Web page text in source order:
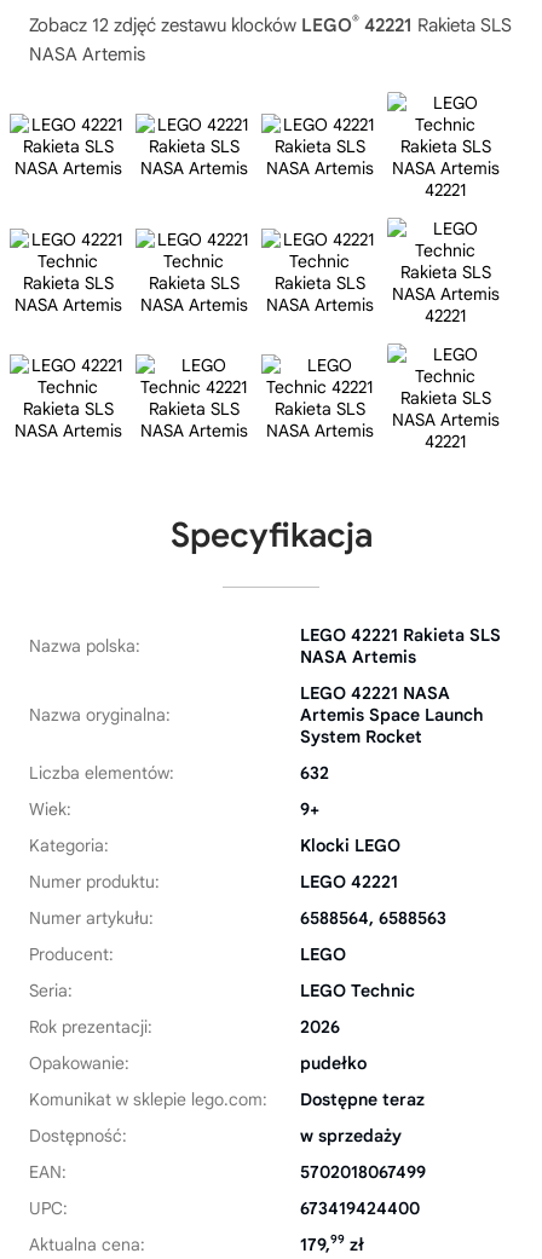
Zobacz 12 zdjęć zestawu klocków LEGO® 42221 Rakieta SLS
NASA Artemis
Specyfikacja
Nazwa polska:
LEGO 42221 Rakieta SLS
NASA Artemis
Nazwa oryginalna:
LEGO 42221 NASA
Artemis Space Launch
System Rocket
Liczba elementów:
632
Wiek:
9+
Kategoria:
Klocki LEGO
Numer produktu:
LEGO 42221
Numer artykułu:
6588564, 6588563
Producent:
LEGO
Seria:
LEGO Technic
Rok prezentacji:
2026
Opakowanie:
pudełko
Komunikat w sklepie lego.com:
Dostępne teraz
Dostępność:
w sprzedaży
EAN:
5702018067499
UPC:
673419424400
Aktualna cena:
179,99 zł